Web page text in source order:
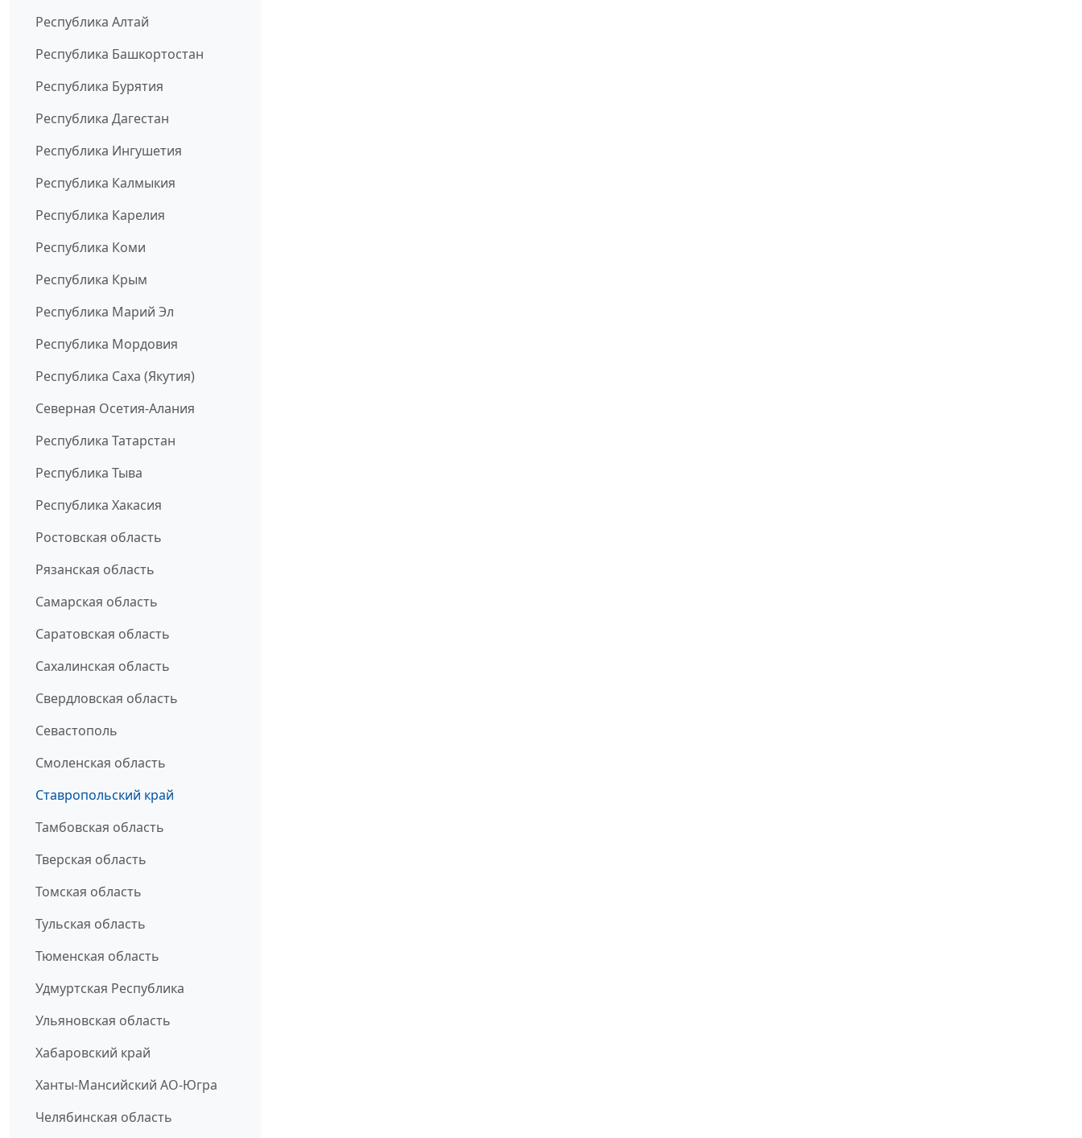
Республика Алтай
Республика Башкортостан
Республика Бурятия
Республика Дагестан
Республика Ингушетия
Республика Калмыкия
Республика Карелия
Республика Коми
Республика Крым
Республика Марий Эл
Республика Мордовия
Республика Саха (Якутия)
Северная Осетия-Алания
Республика Татарстан
Республика Тыва
Республика Хакасия
Ростовская область
Рязанская область
Самарская область
Саратовская область
Сахалинская область
Свердловская область
Севастополь
Смоленская область
Ставропольский край
Тамбовская область
Тверская область
Томская область
Тульская область
Тюменская область
Удмуртская Республика
Ульяновская область
Хабаровский край
Ханты-Мансийский АО-Югра
Челябинская область